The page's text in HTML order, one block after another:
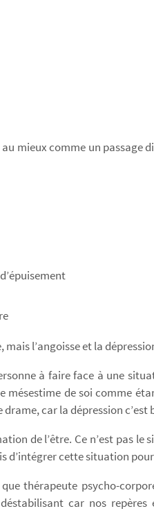
mieux comme un
l’angoisse et la
à faire face à une
de soi comme
car la dépression
de l’être. Ce n’est pas
cette situation
thérapeute psycho-
car nos